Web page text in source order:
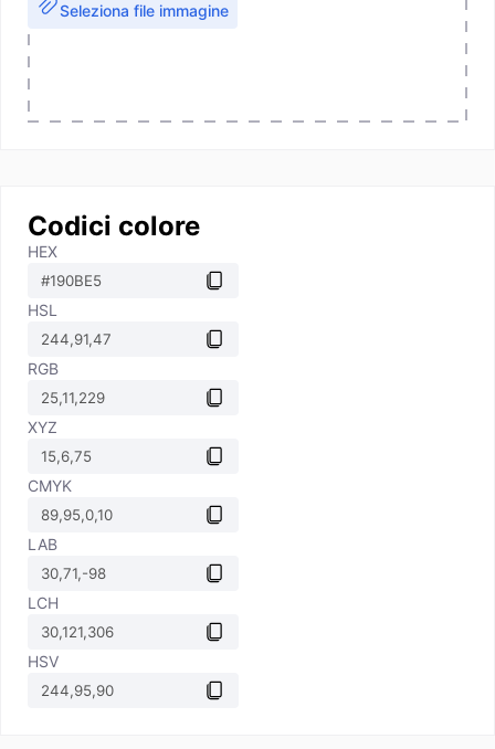
Seleziona file immagine
Codici colore
HEX
HSL
RGB
XYZ
CMYK
LAB
LCH
HSV